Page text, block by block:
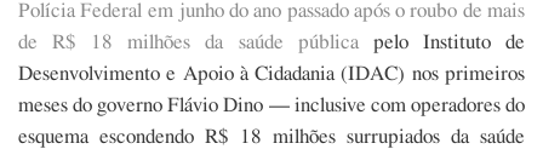
Polícia Federal em junho do ano passado após o roubo de mais
de R$ 18 milhões da saúde pública pelo Instituto de
Desenvolvimento e Apoio à Cidadania (IDAC) nos primeiros
meses do governo Flávio Dino — inclusive com operadores do
esquema escondendo R$ 18 milhões surrupiados da saúde